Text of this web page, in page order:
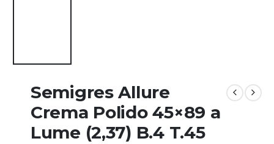
Semigres Allure
Crema Polido 45×89 a
Lume (2,37) B.4 T.45